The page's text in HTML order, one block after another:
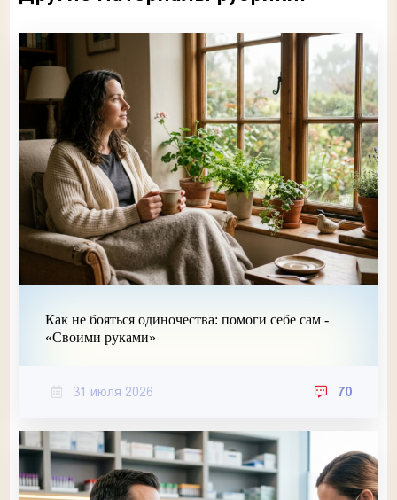
Как не бояться одиночества: помоги себе сам -
«Своими руками»
31 июля 2026 70